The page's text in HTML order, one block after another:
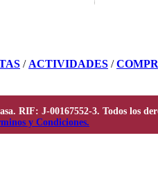
/ ACTIVIDADES /
RIF: J-00167552-3. Todos los
y Condiciones.